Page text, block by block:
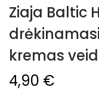
Ziaja Baltic
kremas
4,90 €